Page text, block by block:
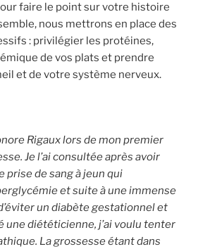
faire le point sur votre histoire
nous mettrons en place des
: privilégier les protéines,
de vos plats et prendre
et de votre système nerveux.
Rigaux lors de mon premier
Je l’ai consultée après avoir
prise de sang à jeun qui
et suite à une immense
un diabète gestationnel et
une diététicienne, j’ai voulu tenter
La grossesse étant dans